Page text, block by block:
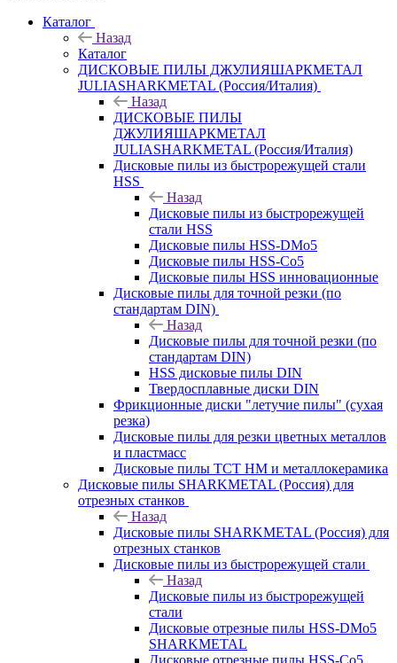
Каталог
Назад
Каталог
ДИСКОВЫЕ ПИЛЫ ДЖУЛИЯШАРКМЕТАЛ
JULIASHARKMETAL (Россия/Италия)
Назад
ДИСКОВЫЕ ПИЛЫ
ДЖУЛИЯШАРКМЕТАЛ
JULIASHARKMETAL (Россия/Италия)
Дисковые пилы из быстрорежущей стали
HSS
Назад
Дисковые пилы из быстрорежущей
стали HSS
Дисковые пилы HSS-DMo5
Дисковые пилы HSS-Co5
Дисковые пилы HSS инновационные
Дисковые пилы для точной резки (по
стандартам DIN)
Назад
Дисковые пилы для точной резки (по
стандартам DIN)
HSS дисковые пилы DIN
Твердосплавные диски DIN
Фрикционные диски "летучие пилы" (сухая
резка)
Дисковые пилы для резки цветных металлов
и пластмасс
Дисковые пилы ТСТ НМ и металлокерамика
Дисковые пилы SHARKMETAL (Россия) для
отрезных станков
Назад
Дисковые пилы SHARKMETAL (Россия) для
отрезных станков
Дисковые пилы из быстрорежущей стали
Назад
Дисковые пилы из быстрорежущей
стали
Дисковые отрезные пилы HSS-DMo5
SHARKMETAL
Дисковые отрезные пилы HSS-Co5